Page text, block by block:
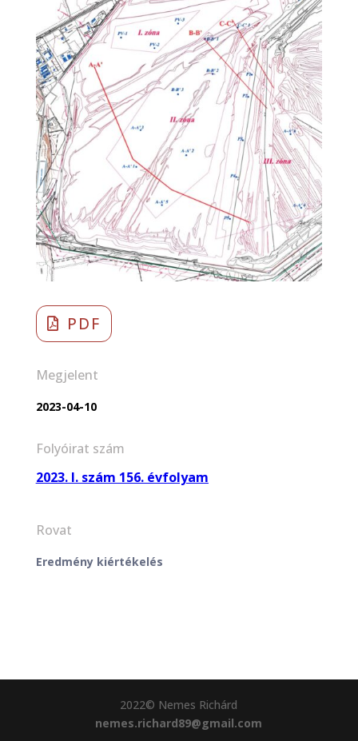
PDF
Megjelent
2023-04-10
Folyóirat szám
2023. I. szám 156. évfolyam
Rovat
Eredmény kiértékelés
2022© Nemes Richárd
nemes.richard89@gmail.com